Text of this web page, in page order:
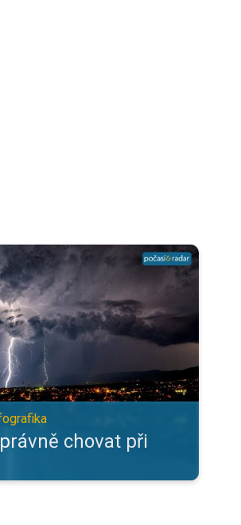
chovat při bouřce?. Přehledná infografika. . .
chovat při